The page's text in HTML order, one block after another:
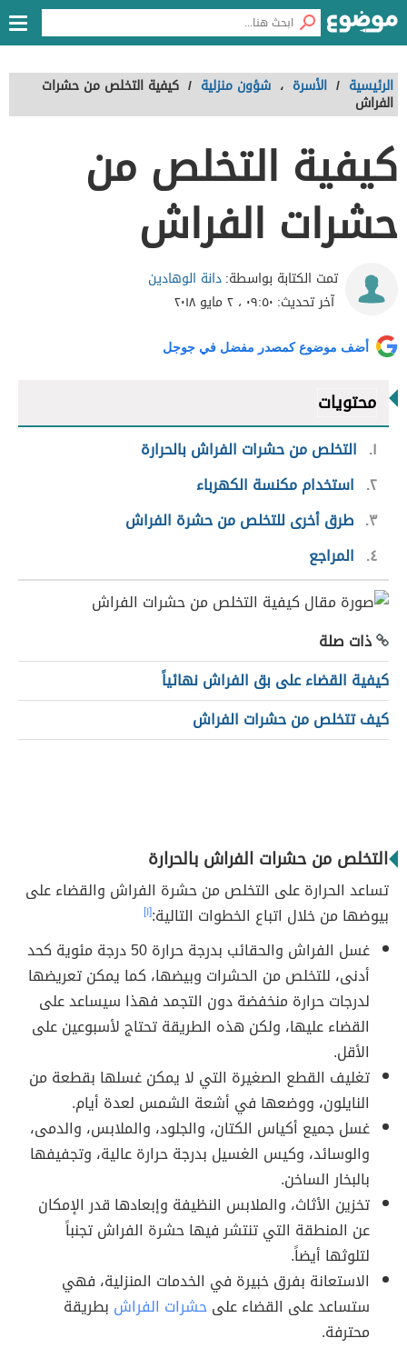
الرئيسية / الأسرة ، شؤون منزلية / كيفية التخلص من حشرات
الفراش
كيفية التخلص من
حشرات الفراش
تمت الكتابة بواسطة:دانة الوهادين
آخر تحديث: ٠٩:٥٠ ، ٢ مايو ٢٠١٨
أضف موضوع كمصدر مفضل في جوجل
محتويات
١
التخلص من حشرات الفراش بالحرارة
٢ استخدام مكنسة الكهرباء
٣ طرق أخرى للتخلص من حشرة الفراش
٤
المراجع
ذات صلة
كيفية القضاء على بق الفراش نهائياً
كيف تتخلص من حشرات الفراش
التخلص من حشرات الفراش بالحرارة
تساعد الحرارة على التخلص من حشرة الفراش والقضاء على
بيوضها من خلال اتباع الخطوات التالية:[١]
غسل الفراش والحقائب بدرجة حرارة 50 درجة مئوية كحد
أدنى، للتخلص من الحشرات وبيضها، كما يمكن تعريضها
لدرجات حرارة منخفضة دون التجمد فهذا سيساعد على
القضاء عليها، ولكن هذه الطريقة تحتاج لأسبوعين على
الأقل.
تغليف القطع الصغيرة التي لا يمكن غسلها بقطعة من
النايلون، ووضعها في أشعة الشمس لعدة أيام.
غسل جميع أكياس الكتان، والجلود، والملابس، والدمى،
والوسائد، وكيس الغسيل بدرجة حرارة عالية، وتجفيفها
بالبخار الساخن.
تخزين الأثاث، والملابس النظيفة وإبعادها قدر الإمكان
عن المنطقة التي تنتشر فيها حشرة الفراش تجنباً
لتلوثها أيضاً.
الاستعانة بفرق خبيرة في الخدمات المنزلية، فهي
ستساعد على القضاء علىحشرات الفراش بطريقة
محترفة.